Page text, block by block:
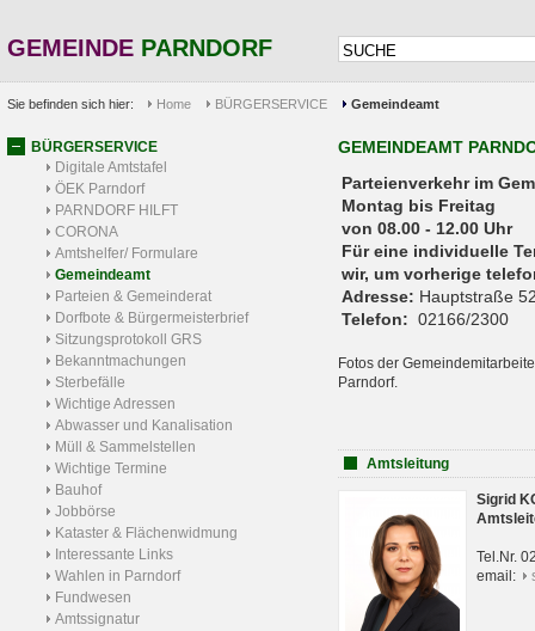
GEMEINDE PARNDORF
Sie befinden sich hier: Home BÜRGERSERVICE Gemeindeamt
BÜRGERSERVICE
Digitale Amtstafel
ÖEK Parndorf
PARNDORF HILFT
CORONA
Amtshelfer/ Formulare
Gemeindeamt
Parteien & Gemeinderat
Dorfbote & Bürgermeisterbrief
Sitzungsprotokoll GRS
Bekanntmachungen
Sterbefälle
Wichtige Adressen
Abwasser und Kanalisation
Müll & Sammelstellen
Wichtige Termine
Bauhof
Jobbörse
Kataster & Flächenwidmung
Interessante Links
Wahlen in Parndorf
Fundwesen
Amtssignatur
GEMEINDEAMT
Parteienverkehr
Montag bis Freitag
von 08.00 - 12.00 Uhr
Für eine individuelle
wir, um vorherige
Adresse: Hauptstraße
Telefon: 02166/2300
Fotos der
Parndorf.
Amtsleitung
Sigrid
Tel.Nr.
email: